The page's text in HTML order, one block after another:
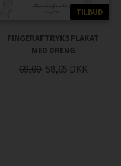
TILBUD
FINGERAFTRYKSPLAKAT
MED DRENG
69,00 58,65 DKK